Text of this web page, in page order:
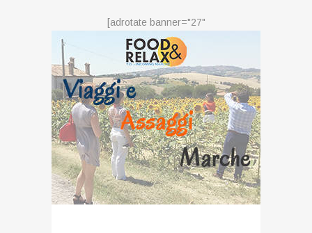
[adrotate banner="27"